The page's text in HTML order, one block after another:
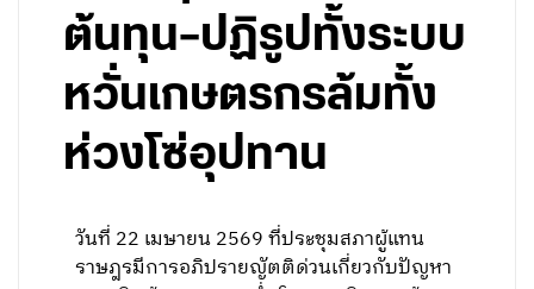
ต้นทุน–ปฏิรูปทั้งระบบ
หวั่นเกษตรกรล้มทั้ง
ห่วงโซ่อุปทาน
วันที่ 22 เมษายน 2569 ที่ประชุมสภาผู้แทน
ราษฎรมีการอภิปรายญัตติด่วนเกี่ยวกับปัญหา